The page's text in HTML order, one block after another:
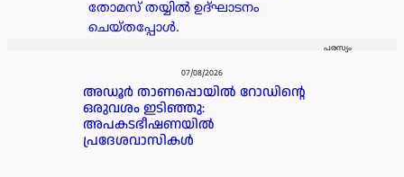
തോമസ് തയ്യിൽ ഉദ്ഘാടനം
ചെയ്തപ്പോൾ.
പരസ്യം
07/08/2026
അഡൂർ താണപ്പൊയിൽ റോഡിന്റെ
ഒരുവശം ഇടിഞ്ഞു:
അപകടഭീഷണയിൽ
പ്രദേശവാസികൾ